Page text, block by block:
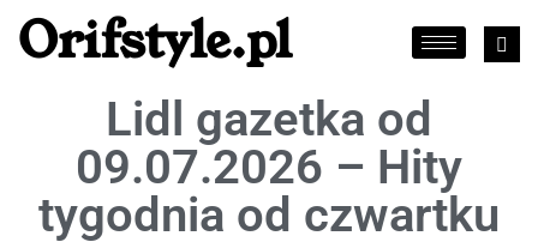
Orifstyle.pl
Lidl gazetka od
09.07.2026 – Hity
tygodnia od czwartku